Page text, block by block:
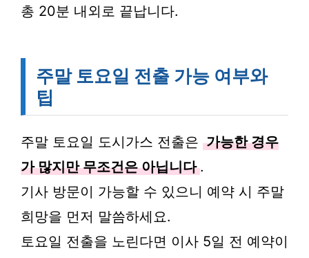
총 20분 내외로 끝납니다.
주말 토요일 전출 가능 여부와
팁
주말 토요일 도시가스 전출은 가능한 경우
가 많지만 무조건은 아닙니다 .
기사 방문이 가능할 수 있으니 예약 시 주말
희망을 먼저 말씀하세요.
토요일 전출을 노린다면 이사 5일 전 예약이